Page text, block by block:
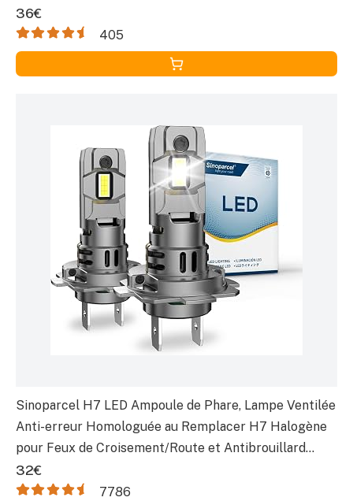
LED H7 Parfaite Remplacement pour Kit de
Conversion, Lot de 2
36€
405
Sinoparcel H7 LED Ampoule de Phare, Lampe Ventilée
Anti-erreur Homologuée au Remplacer H7 Halogène
pour Feux de Croisement/Route et Antibrouillard
Voiture, 12V 35W Blanche 6500K, Lot de 2
32€
7786